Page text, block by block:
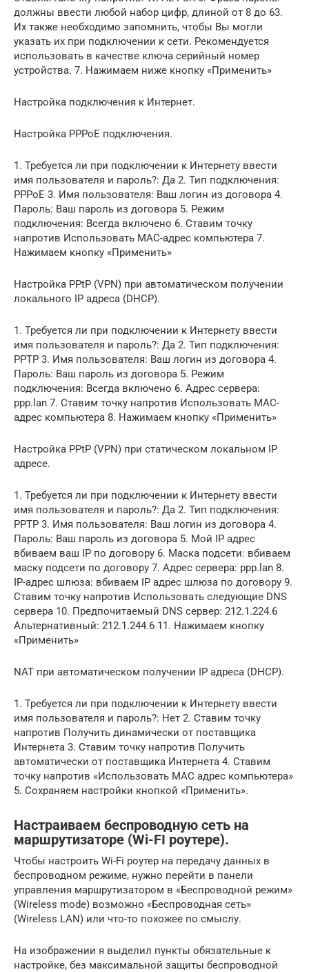
должны ввести любой набор цифр, длиной от 8 до 63.
Их также необходимо запомнить, чтобы Вы могли
указать их при подключении к сети. Рекомендуется
использовать в качестве ключа серийный номер
устройства. 7. Нажимаем ниже кнопку «Применить»
Настройка подключения к Интернет.
Настройка PPPoE подключения.
1. Требуется ли при подключении к Интернету ввести
имя пользователя и пароль?: Да 2. Тип подключения:
PPPoE 3. Имя пользователя: Ваш логин из договора 4.
Пароль: Ваш пароль из договора 5. Режим
подключения: Всегда включено 6. Ставим точку
напротив Использовать MAC-адрес компьютера 7.
Нажимаем кнопку «Применить»
Настройка PPtP (VPN) при автоматическом получении
локального IP адреса (DHCP).
1. Требуется ли при подключении к Интернету ввести
имя пользователя и пароль?: Да 2. Тип подключения:
PPTP 3. Имя пользователя: Ваш логин из договора 4.
Пароль: Ваш пароль из договора 5. Режим
подключения: Всегда включено 6. Адрес сервера:
ppp.lan 7. Ставим точку напротив Использовать MAC-
адрес компьютера 8. Нажимаем кнопку «Применить»
Настройка PPtP (VPN) при статическом локальном IP
адресе.
1. Требуется ли при подключении к Интернету ввести
имя пользователя и пароль?: Да 2. Тип подключения:
PPTP 3. Имя пользователя: Ваш логин из договора 4.
Пароль: Ваш пароль из договора 5. Мой IP адрес
вбиваем ваш IP по договору 6. Маска подсети: вбиваем
маску подсети по договору 7. Адрес сервера: ppp.lan 8.
IP-адрес шлюза: вбиваем IP адрес шлюза по договору 9.
Ставим точку напротив Использовать следующие DNS
сервера 10. Предпочитаемый DNS сервер: 212.1.224.6
Альтернативный: 212.1.244.6 11. Нажимаем кнопку
«Применить»
NAT при автоматическом получении IP адреса (DHCP).
1. Требуется ли при подключении к Интернету ввести
имя пользователя и пароль?: Нет 2. Ставим точку
напротив Получить динамически от поставщика
Интернета 3. Ставим точку напротив Получить
автоматически от поставщика Интернета 4. Ставим
точку напротив «Использовать MAC адрес компьютера»
5. Сохраняем настройки кнопкой «Применить».
Настраиваем беспроводную сеть на
маршрутизаторе (Wi-FI роутере).
Чтобы настроить Wi-Fi роутер на передачу данных в
беспроводном режиме, нужно перейти в панели
управления маршрутизатором в «Беспроводной режим»
(Wireless mode) возможно «Беспроводная сеть»
(Wireless LAN) или что-то похожее по смыслу.
На изображении я выделил пункты обязательные к
настройке, без максимальной защиты беспроводной